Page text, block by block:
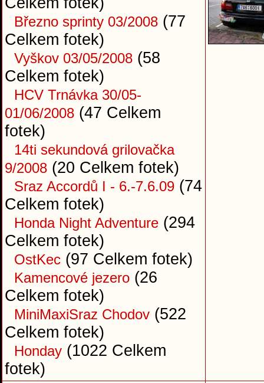
Březno sprinty 03/2008 (77
Celkem fotek)
Vyškov 03/05/2008 (58
Celkem fotek)
HCV Trnávka 30/05-
01/06/2008 (47 Celkem
fotek)
14ti sekundová grilovačka
9/2008 (20 Celkem fotek)
Sraz Accordů I - 6.-7.6.09 (74
Celkem fotek)
Honda Night Adventure (294
Celkem fotek)
OstKec (97 Celkem fotek)
Kamencové jezero (26
Celkem fotek)
MiniMaxiSraz Chodov (522
Celkem fotek)
Honday (1022 Celkem
fotek)